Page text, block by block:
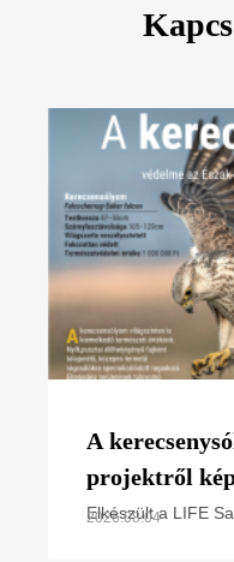
A
projektről
poszter)
Elkészült a LIFE
2026.08.04